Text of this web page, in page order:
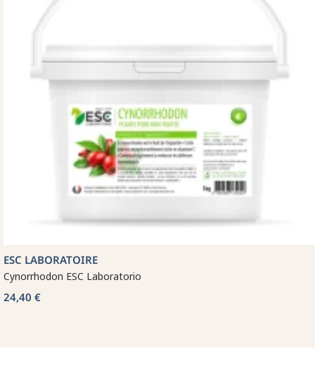
ESC LABORATOIRE
Cynorrhodon ESC Laboratorio
24,40 €